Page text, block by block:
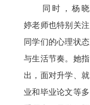
同时，杨晓
婷老师也特别关注
同学们的心理状态
与生活节奏。她指
出，面对升学、就
业和毕业论文等多